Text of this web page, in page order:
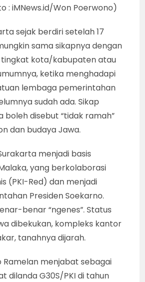
: iMNews.id/Won Poerwono)
sejak berdiri setelah 17
sama sikapnya dengan
kota/kabupaten atau
ketika menghadapi
lembaga pemerintahan
sudah ada. Sikap
boleh disebut “tidak ramah”
dan budaya Jawa.
menjadi basis
yang berkolaborasi
(PKI-Red) dan menjadi
Presiden Soekarno.
benar “ngenes”. Status
dibekukan, kompleks kantor
tanahnya dijarah.
Ramelan menjabat sebagai
dilanda G30S/PKI di tahun